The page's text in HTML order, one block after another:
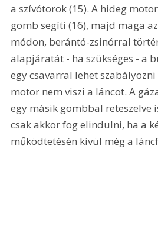
a szívótorok (15). A hideg
gomb segíti (16), majd maga
módon, berántó-zsinórral
alapjáratát - ha szükséges - a
egy csavarral lehet
motor nem viszi a láncot. A
egy másik gombbal reteszelve
csak akkor fog elindulni, ha a
működtetésén kívül még a